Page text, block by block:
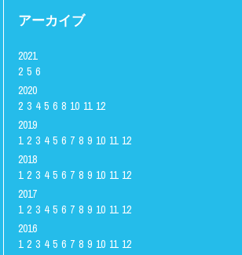
アーカイブ
2021
2 5 6
2020
2 3 4 5 6 8 10 11 12
2019
1 2 3 4 5 6 7 8 9 10 11 12
2018
1 2 3 4 5 6 7 8 9 10 11 12
2017
1 2 3 4 5 6 7 8 9 10 11 12
2016
1 2 3 4 5 6 7 8 9 10 11 12